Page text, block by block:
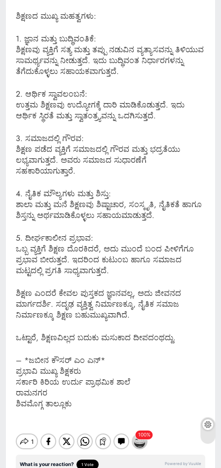
ಶಿಕ್ಷಣದ ಮುಖ್ಯ ಮಹತ್ವಗಳು:
1. ಜ್ಞಾನ ಮತ್ತು ಬುದ್ಧಿವಂತಿಕೆ:
ಶಿಕ್ಷಣವು ವ್ಯಕ್ತಿಗೆ ಸತ್ಯ ಮತ್ತು ತಪ್ಪು ನಡುವಿನ ವ್ಯತ್ಯಾಸವನ್ನು ತಿಳಿಯುವ
ಸಾಮರ್ಥ್ಯವನ್ನು ನೀಡುತ್ತದೆ. ಇದು ಬುದ್ಧಿವಂತ ನಿರ್ಧಾರಗಳನ್ನು
ತೆಗೆದುಕೊಳ್ಳಲು ಸಹಾಯಕವಾಗುತ್ತದೆ.
2. ಆರ್ಥಿಕ ಸ್ವಾವಲಂಬನೆ:
ಉತ್ತಮ ಶಿಕ್ಷಣವು ಉದ್ಯೋಗಕ್ಕೆ ದಾರಿ ಮಾಡಿಕೊಡುತ್ತದೆ. ಇದು
ಆರ್ಥಿಕ ಸ್ಥಿರತೆ ಮತ್ತು ಸ್ವಾತಂತ್ರ್ಯವನ್ನು ಒದಗಿಸುತ್ತದೆ.
3. ಸಮಾಜದಲ್ಲಿ ಗೌರವ:
ಶಿಕ್ಷಣ ಪಡೆದ ವ್ಯಕ್ತಿಗೆ ಸಮಾಜದಲ್ಲಿ ಗೌರವ ಮತ್ತು ಭದ್ರತೆಯು
ಲಭ್ಯವಾಗುತ್ತದೆ. ಅವರು ಸಮಾಜದ ಸುಧಾರಣೆಗೆ
ಸಹಕಾರಿಯಾಗುತ್ತಾರೆ.
4. ನೈತಿಕ ಮೌಲ್ಯಗಳು ಮತ್ತು ಶಿಸ್ತು:
ಶಾಲಾ ಮತ್ತು ಮನೆ ಶಿಕ್ಷಣವು ಶಿಷ್ಟಾಚಾರ, ಸಂಸ್ಕೃತಿ, ನೈತಿಕತೆ ಹಾಗೂ
ಶಿಸ್ತನ್ನು ಅರ್ಥಮಾಡಿಕೊಳ್ಳಲು ಸಹಾಯಮಾಡುತ್ತದೆ.
5. ದೀರ್ಘಕಾಲೀನ ಪ್ರಭಾವ:
ಒಬ್ಬ ವ್ಯಕ್ತಿಗೆ ಶಿಕ್ಷಣ ದೊರಕಿದರೆ, ಅದು ಮುಂದೆ ಬಂದ ಪೀಳಿಗೆಗೂ
ಪ್ರಭಾವ ಬೀರುತ್ತದೆ. ಇದರಿಂದ ಕುಟುಂಬ ಹಾಗೂ ಸಮಾಜದ
ಮಟ್ಟದಲ್ಲಿ ಪ್ರಗತಿ ಸಾಧ್ಯವಾಗುತ್ತದೆ.
ಶಿಕ್ಷಣ ಎಂದರೆ ಕೇವಲ ಪುಸ್ತಕದ ಜ್ಞಾನವಲ್ಲ, ಅದು ಜೀವನದ
ಮಾರ್ಗದರ್ಶಿ. ಸದೃಢ ವ್ಯಕ್ತಿತ್ವ ನಿರ್ಮಾಣಕ್ಕೂ, ನೈತಿಕ ಸಮಾಜ
ನಿರ್ಮಾಣಕ್ಕೂ ಶಿಕ್ಷಣ ಬಹುಮುಖ್ಯವಾಗಿದೆ.
ಒಟ್ಟಾರೆ, ಶಿಕ್ಷಣವಿಲ್ಲದ ಬದುಕು ಮಸುಕಾದ ದೀಪದಂಥದ್ದು.
– *ಜಬೀನ ಕೌಸರ್ ಎಂ ಎನ್*
ಪ್ರಭಾವಿ ಮುಖ್ಯ ಶಿಕ್ಷಕರು
ಸರ್ಕಾರಿ ಕಿರಿಯ ಉರ್ದು ಪ್ರಾಥಮಿಕ ಶಾಲೆ
ರಾಮನಗರ
ಶಿವಮೊಗ್ಗ ತಾಲ್ಲೂಕು